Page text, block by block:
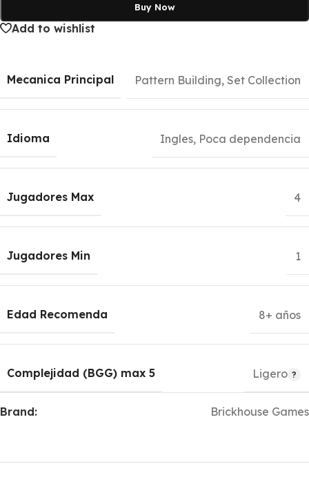
Buy Now
Add to wishlist
Mecanica Principal Pattern Building, Set Collection
Idioma Ingles, Poca dependencia
Jugadores Max 4
Jugadores Min 1
Edad Recomenda 8+ años
Complejidad (BGG) max 5 Ligero
Brand: Brickhouse Games